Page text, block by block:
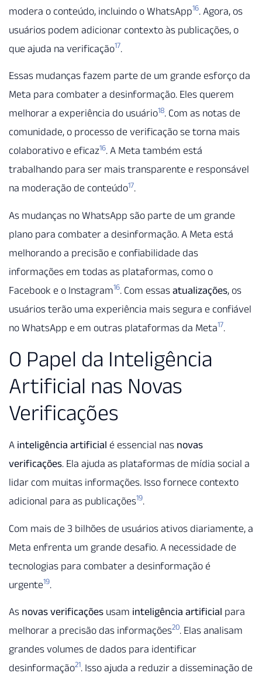
modera o conteúdo, incluindo o WhatsApp16. Agora, os
usuários podem adicionar contexto às publicações, o
que ajuda na verificação17.
Essas mudanças fazem parte de um grande esforço da
Meta para combater a desinformação. Eles querem
melhorar a experiência do usuário18. Com as notas de
comunidade, o processo de verificação se torna mais
colaborativo e eficaz16. A Meta também está
trabalhando para ser mais transparente e responsável
na moderação de conteúdo17.
As mudanças no WhatsApp são parte de um grande
plano para combater a desinformação. A Meta está
melhorando a precisão e confiabilidade das
informações em todas as plataformas, como o
Facebook e o Instagram16. Com essas atualizações, os
usuários terão uma experiência mais segura e confiável
no WhatsApp e em outras plataformas da Meta17.
O Papel da Inteligência
Artificial nas Novas
Verificações
A inteligência artificial é essencial nas novas
verificações. Ela ajuda as plataformas de mídia social a
lidar com muitas informações. Isso fornece contexto
adicional para as publicações19.
Com mais de 3 bilhões de usuários ativos diariamente, a
Meta enfrenta um grande desafio. A necessidade de
tecnologias para combater a desinformação é
urgente19.
As novas verificações usam inteligência artificial para
melhorar a precisão das informações20. Elas analisam
grandes volumes de dados para identificar
desinformação21. Isso ajuda a reduzir a disseminação de